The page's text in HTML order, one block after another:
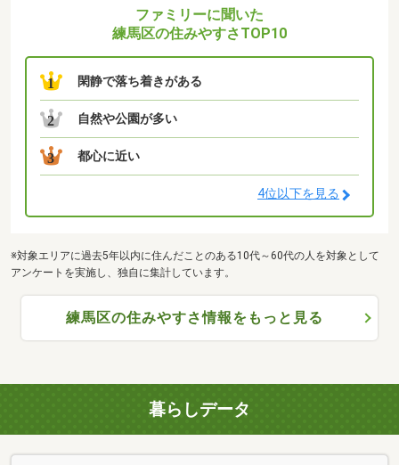
ファミリーに聞いた
練馬区の住みやすさTOP10
1 閑静で落ち着きがある
2 自然や公園が多い
3 都心に近い
4位以下を見る
※対象エリアに過去5年以内に住んだことのある10代～60代の人を対象として
アンケートを実施し、独自に集計しています。
練馬区の住みやすさ情報をもっと見る
暮らしデータ